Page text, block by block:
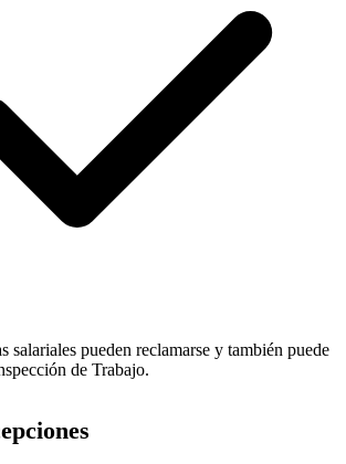
salariales pueden reclamarse y también puede
de Trabajo.